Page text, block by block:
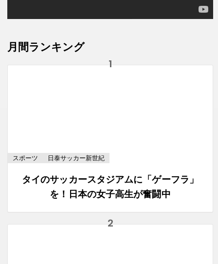
月間ランキング
スポーツ 日泰サッカー新世紀
タイのサッカースタジアムに「ゲーフラ」
を！日本の女子高生が奮闘中